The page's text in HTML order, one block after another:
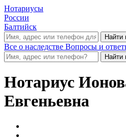
Нотариусы
России
Балтийск
Все о наследстве Вопросы и
Нотариус
Евгеньевна